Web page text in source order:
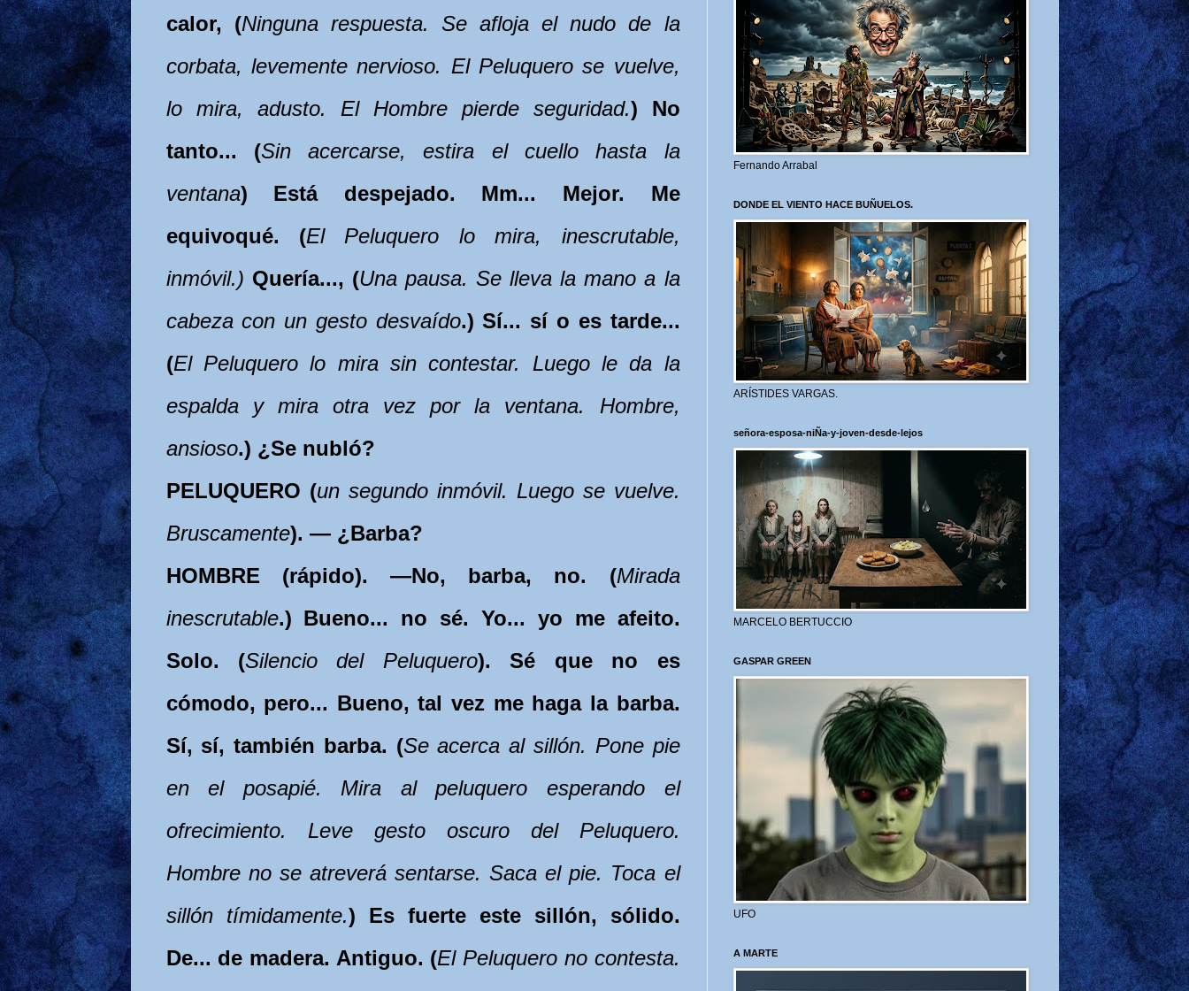
calor, (Ninguna respuesta. Se afloja el nudo de la
corbata, levemente nervioso. El Peluquero se vuelve,
lo mira, adusto. El Hombre pierde seguridad.) No
tanto... (Sin acercarse, estira el cuello hasta la
ventana) Está despejado. Mm... Mejor. Me
equivoqué. (El Peluquero lo mira, inescrutable,
inmóvil.) Quería..., (Una pausa. Se lleva la mano a la
cabeza con un gesto desvaído.) Sí... sí o es tarde...
(El Peluquero lo mira sin contestar. Luego le da la
espalda y mira otra vez por la ventana. Hombre,
ansioso.) ¿Se nubló?
PELUQUERO (un segundo inmóvil. Luego se vuelve.
Bruscamente). — ¿Barba?
HOMBRE (rápido). —No, barba, no. (Mirada
inescrutable.) Bueno... no sé. Yo... yo me afeito.
Solo. (Silencio del Peluquero). Sé que no es
cómodo, pero... Bueno, tal vez me haga la barba.
Sí, sí, también barba. (Se acerca al sillón. Pone pie
en el posapié. Mira al peluquero esperando el
ofrecimiento. Leve gesto oscuro del Peluquero.
Hombre no se atreverá sentarse. Saca el pie. Toca el
sillón tímidamente.) Es fuerte este sillón, sólido.
De... de madera. Antiguo. (El Peluquero no contesta.
Fernando Arrabal
DONDE EL VIENTO HACE BUÑUELOS.
ARÍSTIDES VARGAS.
señora-esposa-niÑa-y-joven-desde-lejos
MARCELO BERTUCCIO
GASPAR GREEN
UFO
A MARTE